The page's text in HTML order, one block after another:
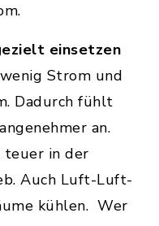
einsetzen
Strom und
Dadurch fühlt
an.
teuer in der
Auch Luft-Luft-
kühlen. Wer